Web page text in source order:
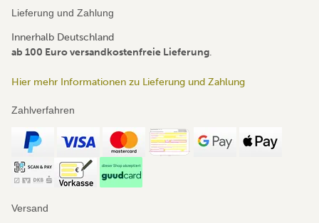
Lieferung und Zahlung
Innerhalb Deutschland
ab 100 Euro versandkostenfreie Lieferung.
Hier mehr Informationen zu Lieferung und Zahlung
Zahlverfahren
Versand